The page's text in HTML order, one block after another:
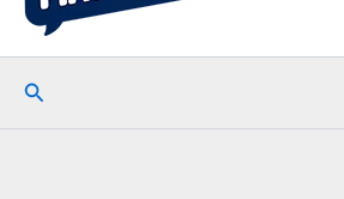
Pesquisar